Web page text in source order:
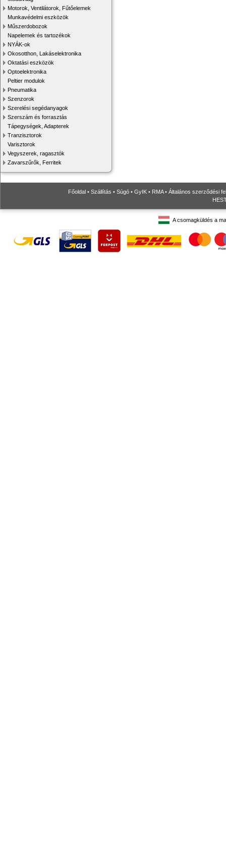
Motorok, Ventilátorok, Fűtőelemek
Munkavédelmi eszközök
Műszerdobozok
Napelemek és tartozékok
NYÁK-ok
Okosotthon, Lakáselektronika
Oktatási eszközök
Optoelektronika
Peltier modulok
Pneumatika
Szenzorok
Szerelési segédanyagok
Szerszám és forrasztás
Tápegységek, Adapterek
Tranzisztorok
Varisztorok
Vegyszerek, ragasztók
Zavarszűrők, Ferritek
Főoldal • Szállítás • Súgó • GyIK • RMA• Általános szerződési
A csomagküldés a